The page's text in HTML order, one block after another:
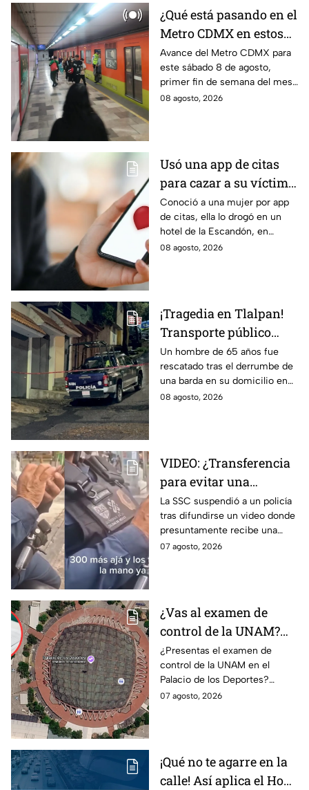
¿Qué está pasando en el
Metro CDMX en estos
momentos?
Avance del Metro CDMX para
este sábado 8 de agosto,
primer fin de semana del mes.
Retraso o cierre de estaciones
08 agosto, 2026
Usó una app de citas
para cazar a su víctima:
Así operaba Ivette "N"
antes de huir a Puebla;
ya está detenida
Conoció a una mujer por app
de citas, ella lo drogó en un
hotel de la Escandón, en
CDMX, para robarle el auto y
08 agosto, 2026
¡Tragedia en Tlalpan!
Transporte público
arrolla, mata a un
hombre y huye
Un hombre de 65 años fue
rescatado tras el derrumbe de
una barda en su domicilio en
Tlalpan, provocado por las
08 agosto, 2026
VIDEO: ¿Transferencia
para evitar una
sanción? SSC suspende
a policía y abre
investigación
La SSC suspendió a un policía
tras difundirse un video donde
presuntamente recibe una
transferencia para evitar una
07 agosto, 2026
¿Vas al examen de
control de la UNAM?
Así puedes llegar al
Palacio de los Deportes
en Metro, camión y
Metrobús
¿Presentas el examen de
control de la UNAM en el
Palacio de los Deportes?
Consulta cómo llegar en
07 agosto, 2026
¡Qué no te agarre en la
calle! Así aplica el Hoy